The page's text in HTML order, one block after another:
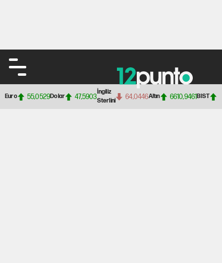
Euro 55,0529Dolar 47,5903
İngiliz
Sterlini
64,0446Altın 6610,9461BIST